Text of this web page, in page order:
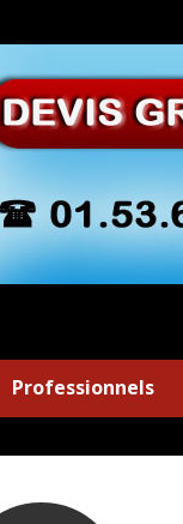
Professionnels